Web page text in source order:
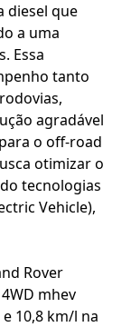
diesel que
a uma
Essa
tanto
agradável
o off-road
otimizar o
tecnologias
Vehicle),
Rover
mhev
10,8 km/l na